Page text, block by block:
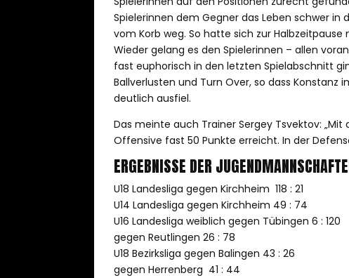
Spielerinnen dem Gegner das Leben schwer
vom Korb weg. So hatte sich zur
Wieder gelang es den Spielerinnen – allen
fast euphorisch in den letzten Spielabschnitt
Ballverlusten und Turn Over, so dass
deutlich ausfiel.
Das meinte auch Trainer Sergey Tsvektov:
Offensive fast 50 Punkte erreicht. In der
ERGEBNISSE DER
U18 Landesliga gegen Kirchheim 118 : 21
U14 Landesliga gegen Kirchheim 49 : 74
U16 Landesliga weiblich gegen Tübingen 6 : 120
gegen Reutlingen 26 : 78
U18 Bezirksliga gegen Balingen 43 : 26
gegen Herrenberg 41 : 44